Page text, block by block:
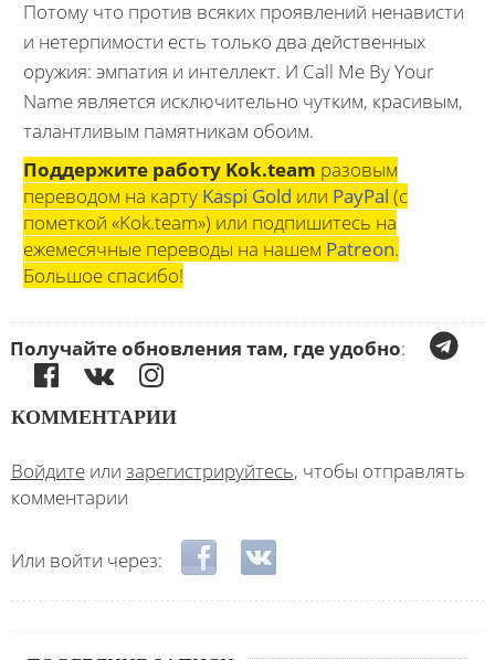
Потому что против всяких проявлений ненависти
и нетерпимости есть только два действенных
оружия: эмпатия и интеллект. И Call Me By Your
Name является исключительно чутким, красивым,
талантливым памятникам обоим.
Поддержите работу Kok.team разовым
переводом на карту Kaspi Gold или PayPal (с
пометкой «Kok.team») или подпишитесь на
ежемесячные переводы на нашем Patreon.
Большое спасибо!
Получайте обновления там, где удобно:
КОММЕНТАРИИ
Войдитеили зарегистрируйтесь, чтобы отправлять
комментарии
Или войти через: Login with Facebook
Login with ВКонтакте